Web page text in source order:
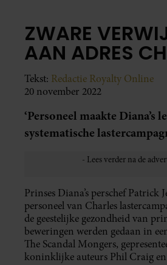
ZWARE
AAN ADRES
Tekst: Redactie Royalty Online
20 november 2022
‘Personeel maakte Diana’s
systematische
Prinses Diana’s perschef Patrick
personeel van Charles
de geestelijke gezondheid van
beweringen werden gedaan in
The Scandal Mongers,
koninklijke auteurs Phil Craig